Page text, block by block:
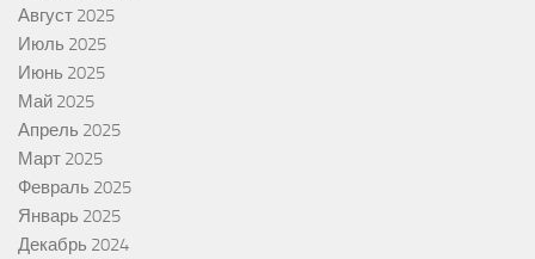
Август 2025
Июль 2025
Июнь 2025
Май 2025
Апрель 2025
Март 2025
Февраль 2025
Январь 2025
Декабрь 2024